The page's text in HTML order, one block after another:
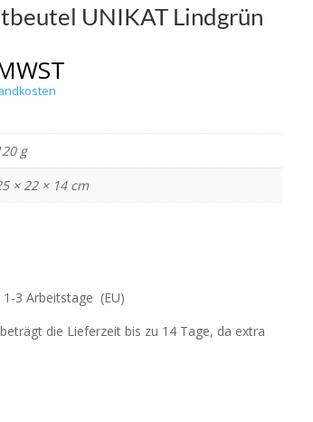
UNIKAT Lindgrün
g
× 22 × 14 cm
3 Arbeitstage (EU)
beträgt die Lieferzeit bis zu 14 Tage, da extra